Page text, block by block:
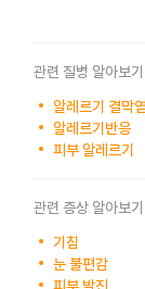
관련 질병 알아보기
알레르기 결막
알레르기반응
피부 알레르기
관련 증상 알아보기
기침
눈 불편감